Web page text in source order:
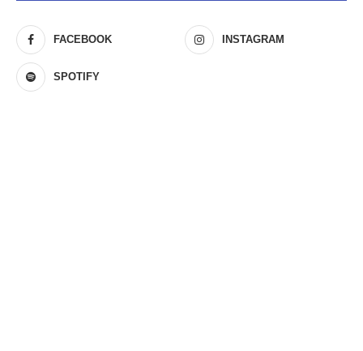
FACEBOOK INSTAGRAM
SPOTIFY